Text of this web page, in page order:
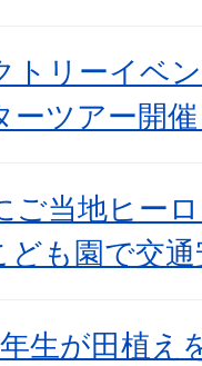
トリーイベ
ーツアー開
ご当地ヒー
ども園で交
生が田植え